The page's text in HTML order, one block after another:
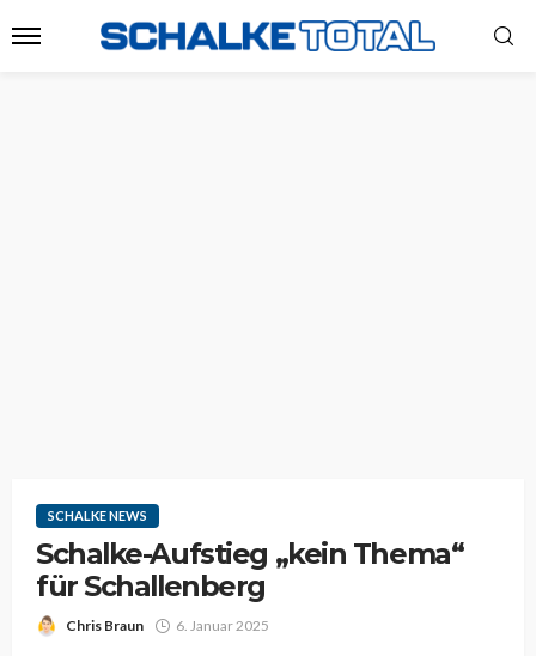
SCHALKE NEWS
Schalke-Aufstieg „kein Thema“
für Schallenberg
Chris Braun 6. Januar 2025